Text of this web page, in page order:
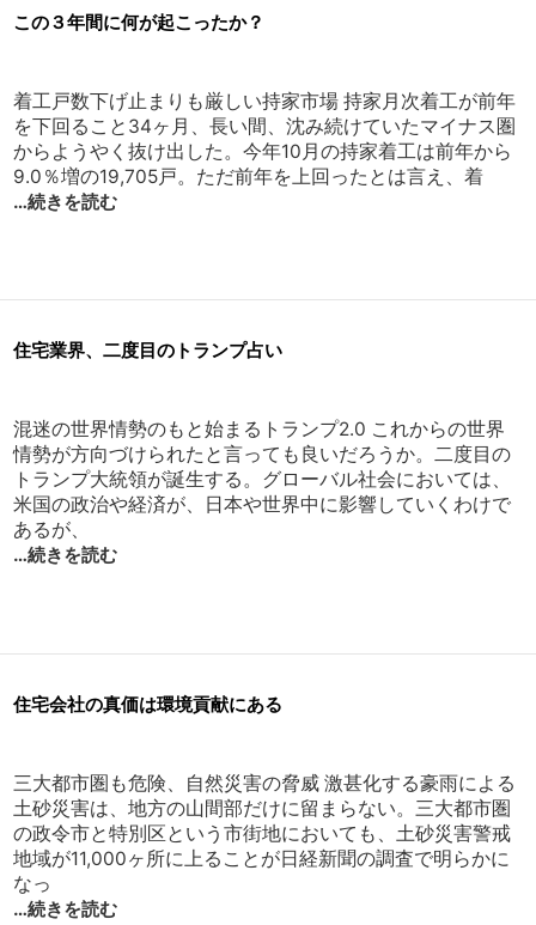
この３年間に何が起こったか？
着工戸数下げ止まりも厳しい持家市場 持家月次着工が前年
を下回ること34ヶ月、長い間、沈み続けていたマイナス圏
からようやく抜け出した。今年10月の持家着工は前年から
9.0％増の19,705戸。ただ前年を上回ったとは言え、着
…続きを読む
住宅業界、二度目のトランプ占い
混迷の世界情勢のもと始まるトランプ2.0 これからの世界
情勢が方向づけられたと言っても良いだろうか。二度目の
トランプ大統領が誕生する。グローバル社会においては、
米国の政治や経済が、日本や世界中に影響していくわけで
あるが、
…続きを読む
住宅会社の真価は環境貢献にある
三大都市圏も危険、自然災害の脅威 激甚化する豪雨による
土砂災害は、地方の山間部だけに留まらない。三大都市圏
の政令市と特別区という市街地においても、土砂災害警戒
地域が11,000ヶ所に上ることが日経新聞の調査で明らかに
なっ
…続きを読む